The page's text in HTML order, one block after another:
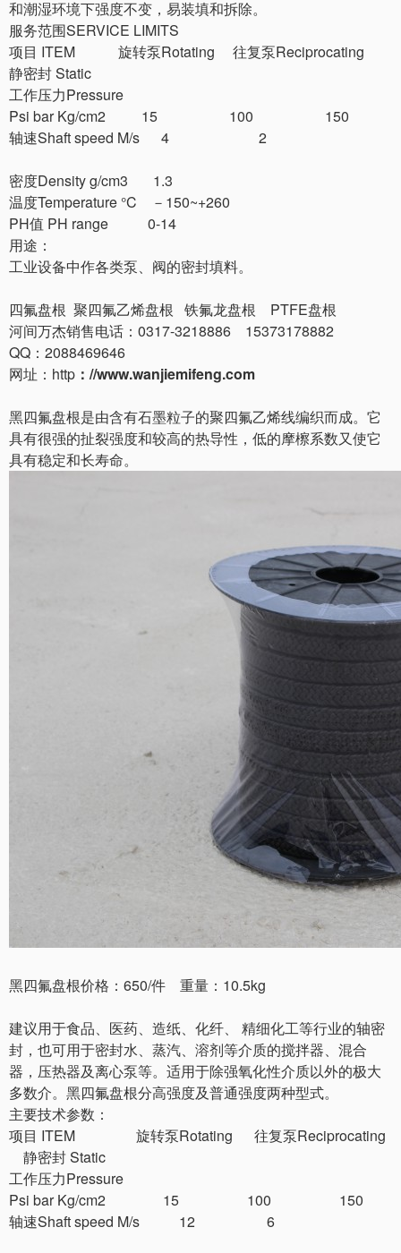
和潮湿环境下强度不变，易装填和拆除。
服务范围SERVICE LIMITS
项目 ITEM 旋转泵Rotating 往复泵Reciprocating
静密封 Static
工作压力Pressure
Psi bar Kg/cm2 15 100 150
轴速Shaft speed M/s 4 2
密度Density g/cm3 1.3
温度Temperature °C －150~+260
PH值 PH range 0-14
用途：
工业设备中作各类泵、阀的密封填料。
四氟盘根 聚四氟乙烯盘根 铁氟龙盘根 PTFE盘根
河间万杰销售电话：0317-3218886 15373178882
QQ：2088469646
网址：http ：//www.wanjiemifeng.com
黑四氟盘根是由含有石墨粒子的聚四氟乙烯线编织而成。它
具有很强的扯裂强度和较高的热导性，低的摩檫系数又使它
具有稳定和长寿命。
黑四氟盘根价格：650/件 重量：10.5kg
建议用于食品、医药、造纸、化纤、 精细化工等行业的轴密
封，也可用于密封水、蒸汽、溶剂等介质的搅拌器、混合
器，压热器及离心泵等。适用于除强氧化性介质以外的极大
多数介。黑四氟盘根分高强度及普通强度两种型式。
主要技术参数：
项目 ITEM 旋转泵Rotating 往复泵Reciprocating
静密封 Static
工作压力Pressure
Psi bar Kg/cm2 15 100 150
轴速Shaft speed M/s 12 6